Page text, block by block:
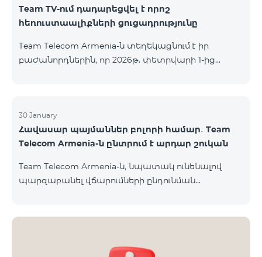
Team TV-ում դադարեցվել է որոշ
հեռուստաալիքների ցուցադրությունը
Team Telecom Armenia-ն տեղեկացնում է իր
բաժանորդներին, որ 2026թ. փետրվարի 1-ից
Поехали Amedia 1 HD Amedia 2 HD Amedia Premium
HD Amedia Hit Первый Канал (ОРТ) «Первый
канал» հեռուստաալիքի ցուցադրությունը
համար՝ Երևանի տարածքում (catch-up-ի
հնարավորությունը ևս հասանելի չէ):
30 January
Հավասար պայմաններ բոլորի համար․ Team
Telecom Armenia-ն ընտրում է արդար շուկան
Team Telecom Armenia-ն, նպատակ ունենալով
պարզաբանել վճարումների ընդունման
տեղեկացնում է. «Ֆասթ Շիֆթ» ՍՊԸ, «Իդրամ»